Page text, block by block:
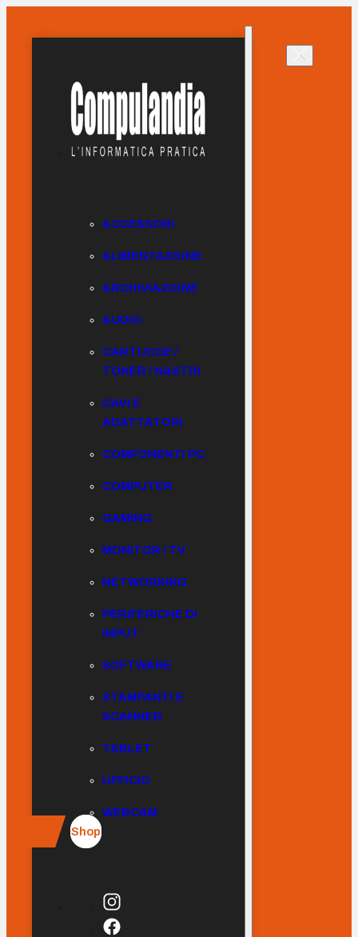
ACCESSORI
ALIMENTAZIONE
ARCHIVIAZIONE
AUDIO
CARTUCCE /
TONER / NASTRI
CAVI E
ADATTATORI
COMPONENTI PC
COMPUTER
GAMING
MONITOR / TV
NETWORKING
PERIFERICHE DI
INPUT
SOFTWARE
STAMPANTI E
SCANNER
TABLET
UFFICIO
WEBCAM
Shop